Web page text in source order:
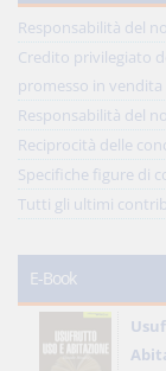
Responsabilità del
Credito privilegiato
promesso in vendita
Responsabilità del
Reciprocità delle
Specifiche figure di
Tutti gli ultimi
E-Book